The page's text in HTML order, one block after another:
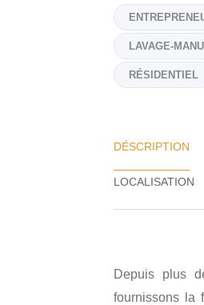
LAVAGE-
RÉSIDENTIEL
DÉSCRIPTION
Depuis plus
fournissons la